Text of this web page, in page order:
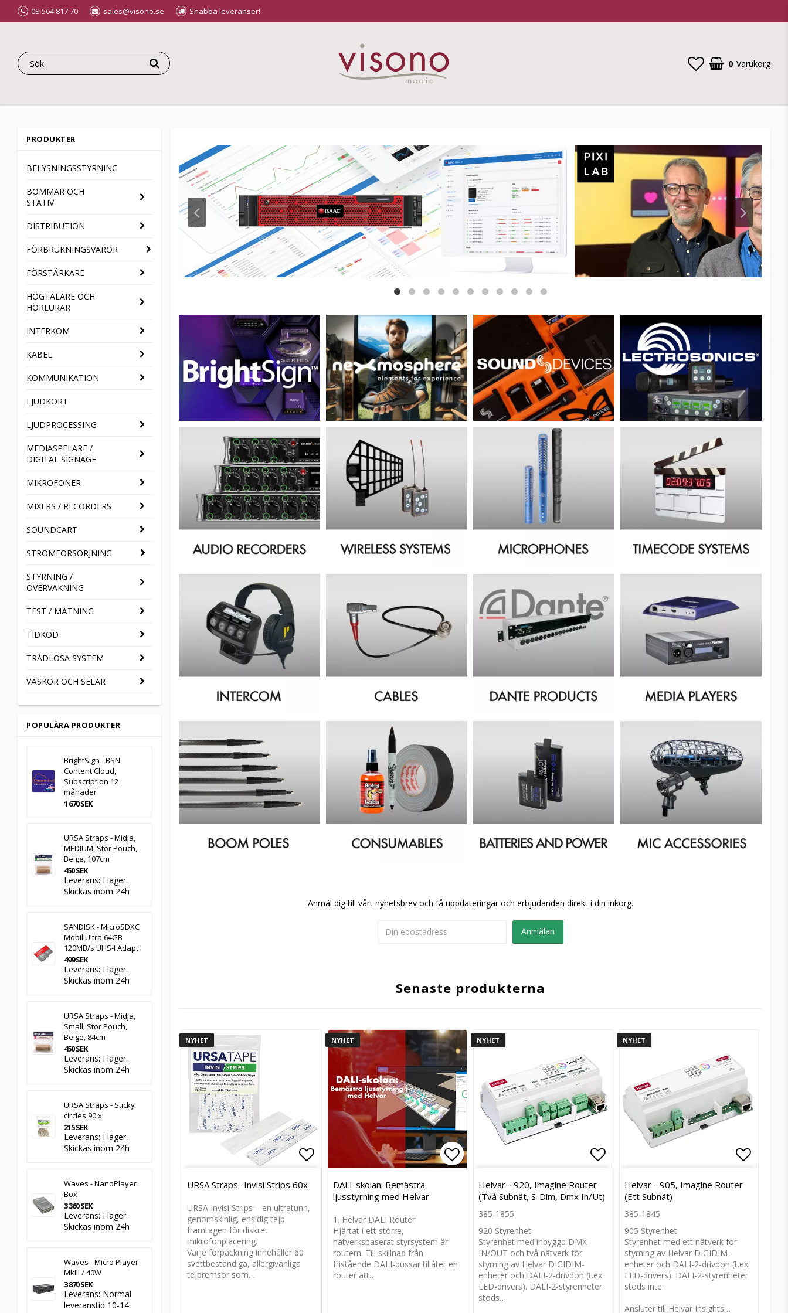
08-564 817 70 sales@visono.se Snabba leveranser!
0 Varukorg
PRODUKTER
BELYSNINGSSTYRNING
BOMMAR OCH
STATIV
DISTRIBUTION
FÖRBRUKNINGSVAROR
FÖRSTÄRKARE
HÖGTALARE OCH
HÖRLURAR
INTERKOM
KABEL
KOMMUNIKATION
LJUDKORT
LJUDPROCESSING
MEDIASPELARE /
DIGITAL SIGNAGE
MIKROFONER
MIXERS / RECORDERS
SOUNDCART
STRÖMFÖRSÖRJNING
STYRNING /
ÖVERVAKNING
TEST / MÄTNING
TIDKOD
TRÅDLÖSA SYSTEM
VÄSKOR OCH SELAR
POPULÄRA PRODUKTER
BrightSign - BSN
Content Cloud,
Subscription 12
månader
1 670 SEK
URSA Straps - Midja,
MEDIUM, Stor Pouch,
Beige, 107cm
450 SEK
Leverans: I lager.
Skickas inom 24h
SANDISK - MicroSDXC
Mobil Ultra 64GB
120MB/s UHS-I Adapt
499 SEK
Leverans: I lager.
Skickas inom 24h
URSA Straps - Midja,
Small, Stor Pouch,
Beige, 84cm
450 SEK
Leverans: I lager.
Skickas inom 24h
URSA Straps - Sticky
circles 90 x
215 SEK
Leverans: I lager.
Skickas inom 24h
Waves - NanoPlayer
Box
3 360 SEK
Leverans: I lager.
Skickas inom 24h
Waves - Micro Player
MkIII / 40W
3 870 SEK
Leverans: Normal
leveranstid 10-14
Anmäl dig till vårt nyhetsbrev och få uppdateringar och erbjudanden direkt i din inkorg.
Anmälan
Senaste produkterna
NYHET
Lägg till i favoritlistan
Lägg till i favoritlistan
URSA Straps -Invisi Strips 60x
URSA Invisi Strips – en ultratunn,
genomskinlig, ensidig tejp
framtagen för diskret
mikrofonplacering.
Varje förpackning innehåller 60
svettbeständiga, allergivänliga
tejpremsor som…
NYHET
Lägg till i favoritlistan
Lägg till i favoritlistan
DALI-skolan: Bemästra
ljusstyrning med Helvar
1. Helvar DALI Router
Hjärtat i ett större,
nätverksbaserat styrsystem är
routern. Till skillnad från
fristående DALI-bussar tillåter en
router att…
NYHET
Lägg till i favoritlistan
Lägg till i favoritlistan
Helvar - 920, Imagine Router
(Två Subnät, S-Dim, Dmx In/Ut)
385-1855
920 Styrenhet
Styrenhet med inbyggd DMX
IN/OUT och två nätverk för
styrning av Helvar DIGIDIM-
enheter och DALI-2-drivdon (t.ex.
LED-drivers). DALI-2-styrenheter
stöds…
NYHET
Lägg
Lägg
Helvar - 905, Imagine Router
(Ett Subnät)
385-1845
905 Styrenhet
Styrenhet med ett nätverk för
styrning av Helvar DIGIDIM-
enheter och DALI-2-drivdon (t.ex.
LED-drivers). DALI-2-styrenheter
stöds inte.
Ansluter till Helvar Insights…